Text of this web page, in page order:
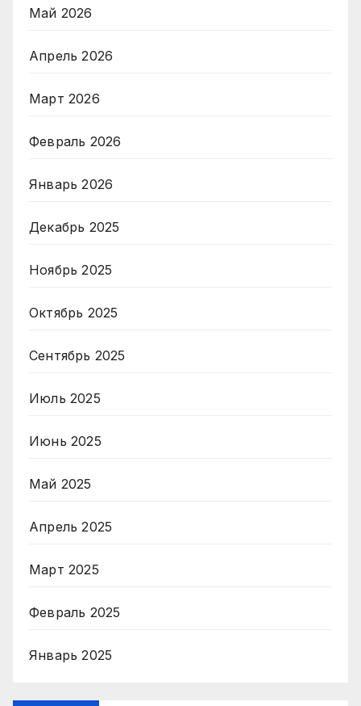
Май 2026
Апрель 2026
Март 2026
Февраль 2026
Январь 2026
Декабрь 2025
Ноябрь 2025
Октябрь 2025
Сентябрь 2025
Июль 2025
Июнь 2025
Май 2025
Апрель 2025
Март 2025
Февраль 2025
Январь 2025